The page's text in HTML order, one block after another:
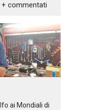
+ commentati
ai Mondiali di